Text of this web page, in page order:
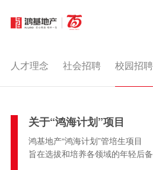
CAMPUS RECRUITING
人才理念 社会招聘 校园招聘
关于“鸿海计划”项目
鸿基地产“鸿海计划”管培生项目
旨在选拔和培养各领域的年轻后